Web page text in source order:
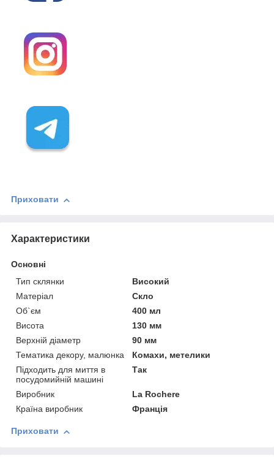
Приховати
Характеристики
Основні
Тип склянки
Високий
Матеріал
Скло
Об`єм
400 мл
Висота
130 мм
Верхній діаметр
90 мм
Тематика декору, малюнка
Комахи, метелики
Підходить для миття в
посудомийній машині
Так
Виробник
La Rochere
Країна виробник
Франція
Приховати